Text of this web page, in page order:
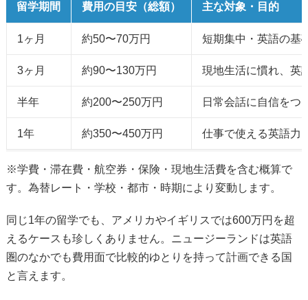
留学期間 費用の目安（総額） 主な対象・目的
1ヶ月 約50〜70万円 短期集中・英語の基
3ヶ月 約90〜130万円 現地生活に慣れ、英
半年 約200〜250万円 日常会話に自信をつ
1年 約350〜450万円 仕事で使える英語力
※学費・滞在費・航空券・保険・現地生活費を含む概算で
す。為替レート・学校・都市・時期により変動します。
同じ1年の留学でも、アメリカやイギリスでは600万円を超
えるケースも珍しくありません。ニュージーランドは英語
圏のなかでも費用面で比較的ゆとりを持って計画できる国
と言えます。